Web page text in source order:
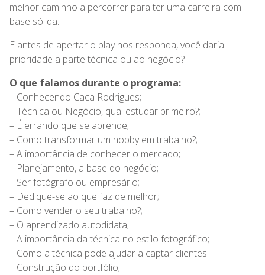
melhor caminho a percorrer para ter uma carreira com
base sólida.
E antes de apertar o play nos responda, você daria
prioridade a parte técnica ou ao negócio?
O que falamos durante o programa:
– Conhecendo Caca Rodrigues;
– Técnica ou Negócio, qual estudar primeiro?;
– É errando que se aprende;
– Como transformar um hobby em trabalho?;
– A importância de conhecer o mercado;
– Planejamento, a base do negócio;
– Ser fotógrafo ou empresário;
– Dedique-se ao que faz de melhor;
– Como vender o seu trabalho?;
– O aprendizado autodidata;
– A importância da técnica no estilo fotográfico;
– Como a técnica pode ajudar a captar clientes
– Construção do portfólio;